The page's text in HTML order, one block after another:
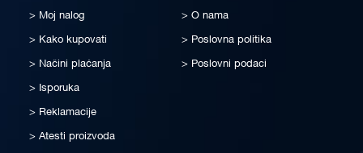
Moj nalog
Kako kupovati
Načini plaćanja
Isporuka
Reklamacije
Atesti proizvoda
O nama
Poslovna politika
Poslovni podaci